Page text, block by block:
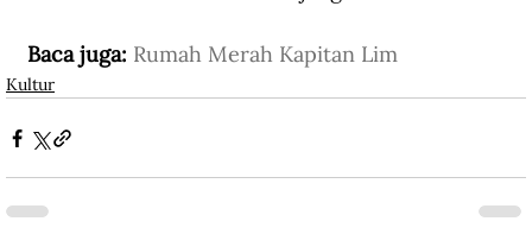
Baca juga: Rumah Merah Kapitan Lim
Kultur